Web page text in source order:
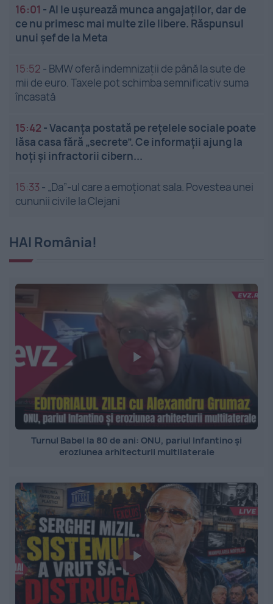
16:01 -AI le ușurează munca angajaților, dar de
ce nu primesc mai multe zile libere. Răspunsul
unui șef de la Meta
15:52 - BMW oferă indemnizații de până la sute de
mii de euro. Taxele pot schimba semnificativ suma
încasată
15:42 -Vacanța postată pe rețelele sociale poate
lăsa casa fără „secrete”. Ce informații ajung la
hoți și infractorii cibern...
15:33 - „Da”-ul care a emoționat sala. Povestea unei
cununii civile la Clejani
HAI România!
Turnul Babel la 80 de ani: ONU, pariul Infantino și
eroziunea arhitecturii multilaterale